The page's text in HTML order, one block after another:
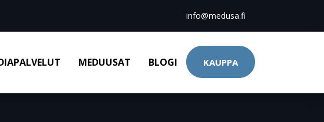
info@medusa.fi
MEDUUSAT BLOGI KAUPPA